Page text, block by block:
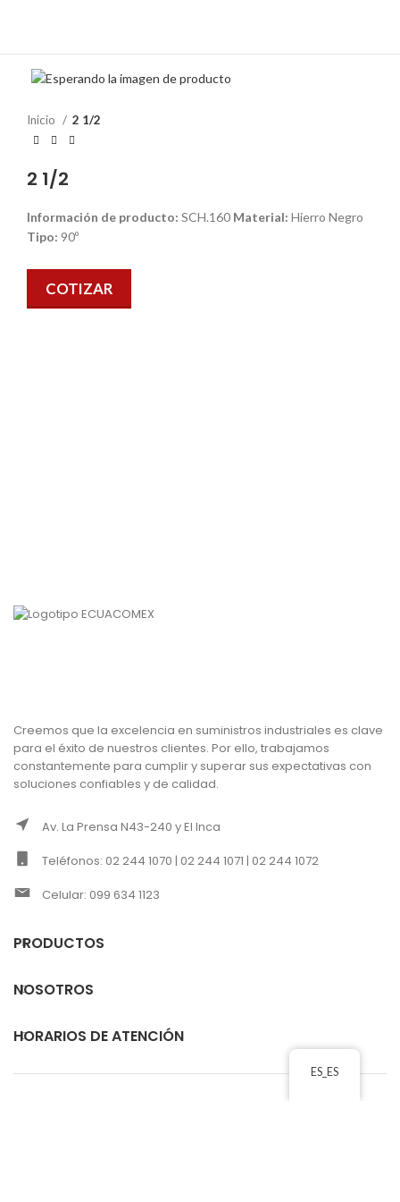
Inicio 2 1/2
2 1/2
Información de producto: SCH.160 Material: Hierro Negro
Tipo: 90º
COTIZAR
Creemos que la excelencia en suministros industriales es clave
para el éxito de nuestros clientes. Por ello, trabajamos
constantemente para cumplir y superar sus expectativas con
soluciones confiables y de calidad.
Av. La Prensa N43-240 y El Inca
Teléfonos: 02 244 1070 | 02 244 1071 | 02 244 1072
Celular: 099 634 1123
PRODUCTOS
NOSOTROS
HORARIOS DE ATENCIÓN
ES_ES